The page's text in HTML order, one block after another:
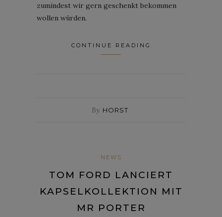
zumindest wir gern geschenkt bekommen
wollen würden.
CONTINUE READING
By HORST
NEWS
TOM FORD LANCIERT
KAPSELKOLLEKTION MIT
MR PORTER